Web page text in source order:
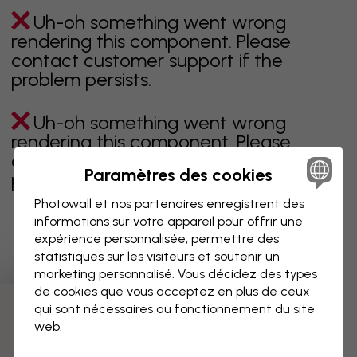
Uh-oh something went wrong
rendering this component. Please
contact customer support if the
problem persists.
Uh-oh something went wrong
rendering this component. Please
contact customer support if the
problem persists.
Page 1 sur 1 pages
Découvrez plus de catégories
Paramètres des cookies
Photowall et nos partenaires enregistrent des
informations sur votre appareil pour offrir une
expérience personnalisée, permettre des
statistiques sur les visiteurs et soutenir un
marketing personnalisé. Vous décidez des types
de cookies que vous acceptez en plus de ceux
qui sont nécessaires au fonctionnement du site
web.